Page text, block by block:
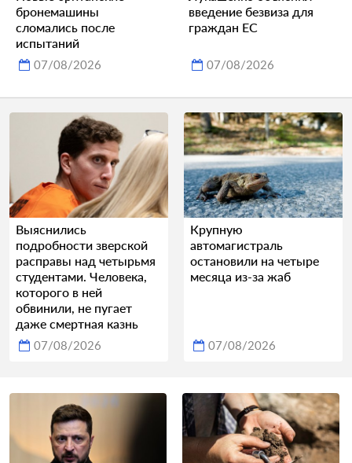
бронемашины
сломались после
испытаний
07/08/2026
введение безвиза для
граждан ЕС
07/08/2026
Выяснились
подробности зверской
расправы над четырьмя
студентами. Человека,
которого в ней
обвинили, не пугает
даже смертная казнь
07/08/2026
Крупную
автомагистраль
остановили на четыре
месяца из-за жаб
07/08/2026